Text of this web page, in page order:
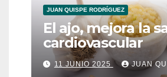
JUAN QUISPE RODRÍGUEZ
El ajo, mejora la
cardiovascular
11 JUNIO 2025 JUAN